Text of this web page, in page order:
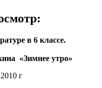
в 6 классе.
«Зимнее утро»
г